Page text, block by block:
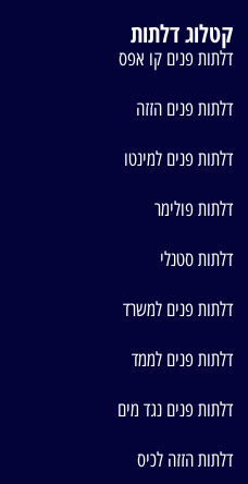
קטלוג דלתות
דלתות פנים קו אפס
דלתות פנים הזזה
דלתות פנים למינטו
דלתות פולימר
דלתות סטנלי
דלתות פנים למשרד
דלתות פנים לממד
דלתות פנים נגד מים
דלתות הזזה לכיס